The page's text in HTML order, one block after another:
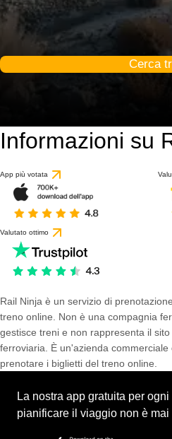
Cerca
Informazioni su
App più votata
Valutato ottimo
Rail Ninja è un servizio di
treno online. Non è una compagnia
gestisce treni e non rappresenta il
ferroviaria. È un'azienda
prenotare i biglietti del treno online.
La nostra app gratuita per
pianificare il viaggio non è mai